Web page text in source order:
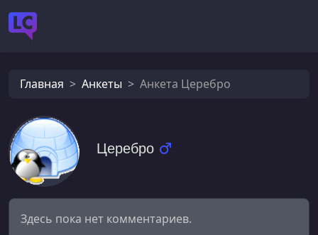
Главная Анкеты Анкета Церебро
Церебро
Здесь пока нет комментариев.